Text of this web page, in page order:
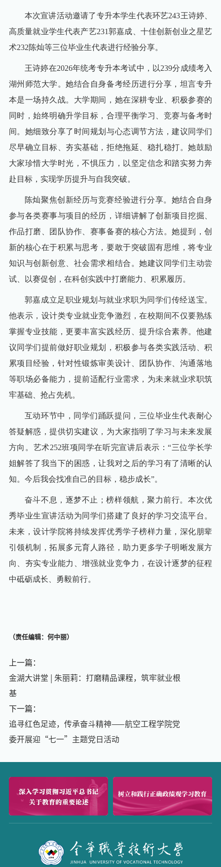
本次宣讲活动邀请了专升本学生代表环艺243王诗婷、
高质量就业学生代表产艺231郭嘉成 、十佳创新创业之星艺
术232陈灿等三位毕业生代表进行经验分享。
王诗婷在2026年统考专升本考试中，以239分成绩考入
湖州师范大学。她结合自身备考经历进行分享，坦言专升
本是一场持久战。大学期间，她在深耕专业、积极参赛的
同时，始终明确升学目标，合理平衡学习、竞赛与备考时
间。她细致分享了时间规划与心态调节方法，建议同学们
尽早确立目标、夯实基础，拒绝拖延、稳扎稳打。她鼓励
大家珍惜大学时光，不惧压力，以坚定信念和踏实努力奔
赴目标，实现学历提升与自我突破。
陈灿聚焦创新经历与竞赛经验进行分享。她结合自身
参与各类赛事与项目的经历，详细讲解了创新项目挖掘、
作品打磨、团队协作、赛事备赛的核心方法。她提到，创
新的核心在于积累与思考，要敢于突破固有思维，将专业
知识与创新创意、社会需求相结合。她建议同学们主动尝
试、以赛促创，在科创实践中打磨能力、积累履历。
郭嘉成立足职业规划与就业求职为同学们传经送宝。
他表示，设计类专业就业竞争激烈，在校期间不仅要熟练
掌握专业技能，更要丰富实践经历、提升综合素养。他建
议同学们提前做好职业规划，积极参与各类实践活动、积
累项目经验，针对性锻炼审美设计、团队协作、沟通落地
等职场必备能力，提前适配行业需求，为未来就业求职筑
牢基础、抢占先机。
互动环节中，同学们踊跃提问，三位毕业生代表耐心
答疑解惑，提供切实建议，为大家指明了学习与未来发展
方向。艺术252班项同学在听完宣讲后表示：“三位学长学
姐解答了我当下的困惑，让我对之后的学习有了清晰的认
知。今后我会找准自己的目标，稳步成长”。
奋斗不息，逐梦不止；榜样领航，聚力前行。本次优
秀毕业生宣讲活动为同学们搭建了良好的学习交流平台。
未来，设计学院将持续发挥优秀学子榜样力量，深化朋辈
引领机制，拓展多元育人路径，助力更多学子明晰发展方
向、夯实专业能力、增强就业竞争力，在设计逐梦的征程
中砥砺成长、勇毅前行。
（责任编辑：何中丽）
上一篇：
金湖大讲堂 | 朱丽莉：打磨精品课程，筑牢就业根
基
下一篇：
追寻红色足迹，传承奋斗精神——航空工程学院党
委开展迎“七一”主题党日活动